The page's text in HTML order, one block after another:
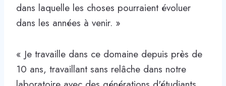
dans laquelle les choses pourraient évoluer
dans les années à venir. »
« Je travaille dans ce domaine depuis près de
10 ans, travaillant sans relâche dans notre